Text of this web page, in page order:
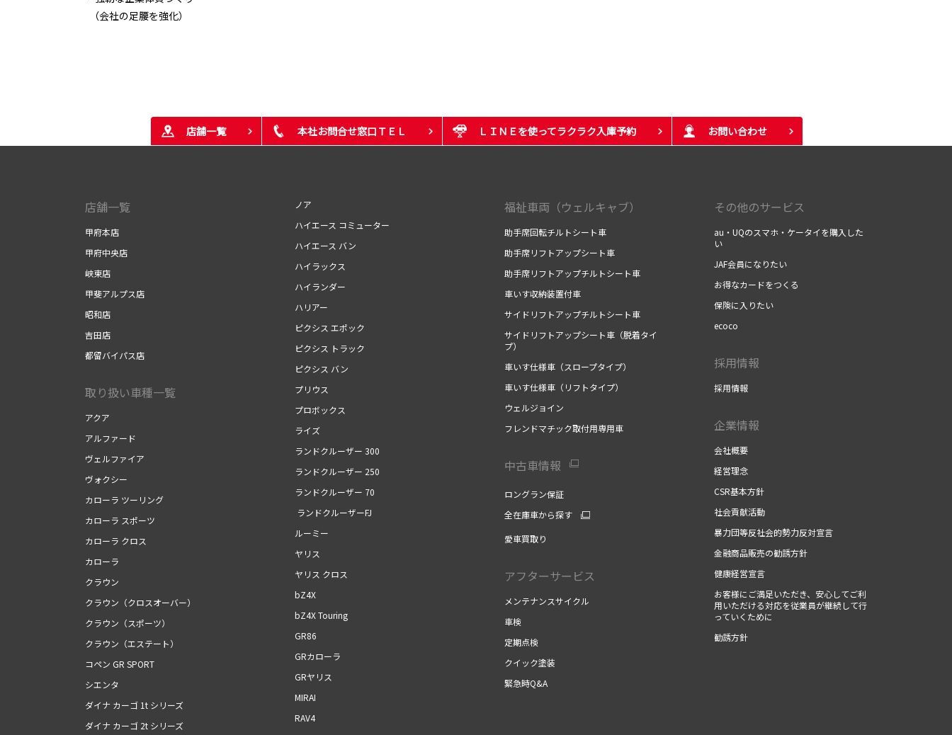
（会社の足腰を強化）
店舗一覧 本社お問合せ窓口ＴＥＬ ＬＩＮＥを使ってラクラク入庫予約 お問い合わせ
店舗一覧
甲府本店
甲府中央店
峡東店
甲斐アルプス店
昭和店
吉田店
都留バイパス店
取り扱い車種一覧
アクア
アルファード
ヴェルファイア
ヴォクシー
カローラ ツーリング
カローラ スポーツ
カローラ クロス
カローラ
クラウン
クラウン（クロスオーバー）
クラウン（スポーツ）
クラウン（エステート）
コペン GR SPORT
シエンタ
ダイナ カーゴ 1t シリーズ
ダイナ カーゴ 2t シリーズ
ノア
ハイエース コミューター
ハイエース バン
ハイラックス
ハイランダー
ハリアー
ピクシス エポック
ピクシス トラック
ピクシス バン
プリウス
プロボックス
ライズ
ランドクルーザー 300
ランドクルーザー 250
ランドクルーザー 70
ランドクルーザーFJ
ルーミー
ヤリス
ヤリス クロス
bZ4X
bZ4X Touring
GR86
GRカローラ
GRヤリス
MIRAI
RAV4
福祉車両（ウェルキャブ）
助手席回転チルトシート車
助手席リフトアップシート車
助手席リフトアップチルトシート車
車いす収納装置付車
サイドリフトアップチルトシート車
サイドリフトアップシート車（脱着タイ
プ）
車いす仕様車（スロープタイプ）
車いす仕様車（リフトタイプ）
ウェルジョイン
フレンドマチック取付用専用車
中古車情報
ロングラン保証
全在庫車から探す
愛車買取り
アフターサービス
メンテナンスサイクル
車検
定期点検
クイック塗装
緊急時Q&A
その他のサービス
au・UQのスマホ・ケータイを購入した
い
JAF会員になりたい
お得なカードをつくる
保険に入りたい
ecoco
採用情報
採用情報
企業情報
会社概要
経営理念
CSR基本方針
社会貢献活動
暴力団等反社会的勢力反対宣言
金融商品販売の勧誘方針
健康経営宣言
お客様にご満足いただき、安心してご利
用いただける対応を従業員が継続して行
っていくために
勧誘方針